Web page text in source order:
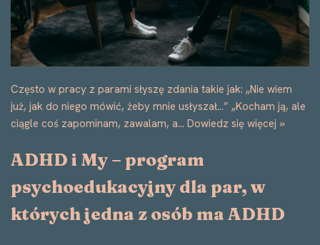
Często w pracy z parami słyszę zdania takie jak: „Nie wiem
już, jak do niego mówić, żeby mnie usłyszał…” „Kocham ją, ale
ciągle coś zapominam, zawalam, a… Dowiedz się więcej »
ADHD i My – program
psychoedukacyjny dla par, w
których jedna z osób ma ADHD